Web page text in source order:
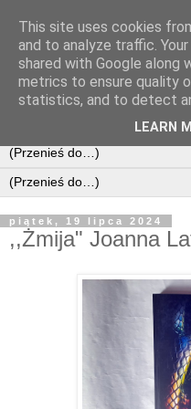
piątek, 19 lipca 2024
,,Żmija" Joanna
This site uses cookies
and to analyze traffic.
shared with Google along
metrics to ensure quality
statistics, and to detect
LEARN